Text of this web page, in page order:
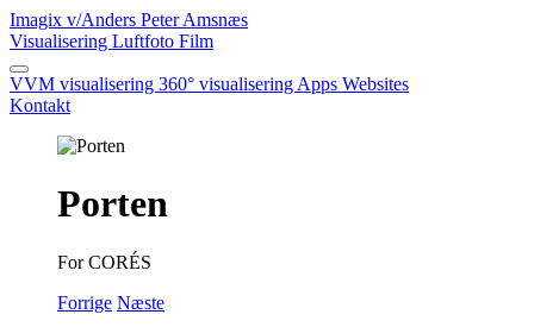
Imagix v/Anders Peter Amsnæs
Visualisering Luftfoto Film
VVM visualisering 360° visualisering Apps Websites
Kontakt
Porten
For CORÉS
Forrige Næste